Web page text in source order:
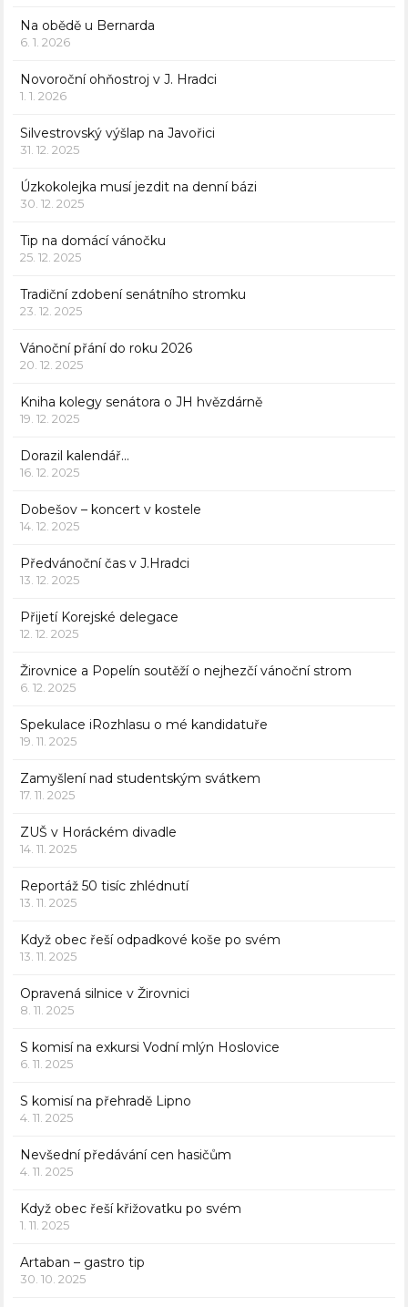
Na obědě u Bernarda
6. 1. 2026
Novoroční ohňostroj v J. Hradci
1. 1. 2026
Silvestrovský výšlap na Javořici
31. 12. 2025
Úzkokolejka musí jezdit na denní bázi
30. 12. 2025
Tip na domácí vánočku
25. 12. 2025
Tradiční zdobení senátního stromku
23. 12. 2025
Vánoční přání do roku 2026
20. 12. 2025
Kniha kolegy senátora o JH hvězdárně
19. 12. 2025
Dorazil kalendář…
16. 12. 2025
Dobešov – koncert v kostele
14. 12. 2025
Předvánoční čas v J.Hradci
13. 12. 2025
Přijetí Korejské delegace
12. 12. 2025
Žirovnice a Popelín soutěží o nejhezčí vánoční strom
6. 12. 2025
Spekulace iRozhlasu o mé kandidatuře
19. 11. 2025
Zamyšlení nad studentským svátkem
17. 11. 2025
ZUŠ v Horáckém divadle
14. 11. 2025
Reportáž 50 tisíc zhlédnutí
13. 11. 2025
Když obec řeší odpadkové koše po svém
13. 11. 2025
Opravená silnice v Žirovnici
8. 11. 2025
S komisí na exkursi Vodní mlýn Hoslovice
6. 11. 2025
S komisí na přehradě Lipno
4. 11. 2025
Nevšední předávání cen hasičům
4. 11. 2025
Když obec řeší křižovatku po svém
1. 11. 2025
Artaban – gastro tip
30. 10. 2025